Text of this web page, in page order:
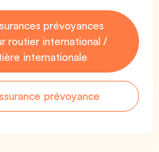
prévoyances
routier international /
internationale
prévoyance